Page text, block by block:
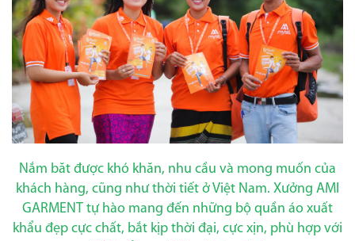
Nắm băt được khó khăn, nhu cầu và mong muốn của
khách hàng, cũng như thời tiết ở Việt Nam. Xưởng AMI
GARMENT tự hào mang đến những bộ quần áo xuất
khẩu đẹp cực chất, bắt kịp thời đại, cực xịn, phù hợp với